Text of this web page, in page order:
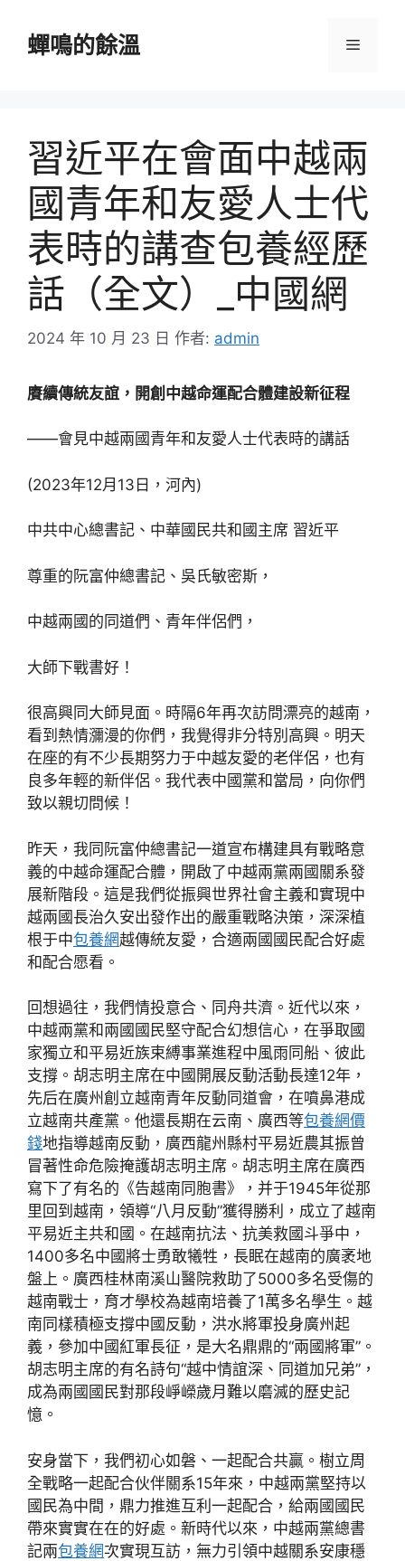
蟬鳴的餘溫 選
習近平在會面中越兩
國青年和友愛人士代
表時的講查包養經歷
話（全文）_中國網
2024 年 10 月 23 日 作者: admin
賡續傳統友誼，開創中越命運配合體建設新征程
——會見中越兩國青年和友愛人士代表時的講話
(2023年12月13日，河內)
中共中心總書記、中華國民共和國主席 習近平
尊重的阮富仲總書記、吳氏敏密斯，
中越兩國的同道們、青年伴侶們，
大師下戰書好！
很高興同大師見面。時隔6年再次訪問漂亮的越南，
看到熱情瀰漫的你們，我覺得非分特別高興。明天
在座的有不少長期努力于中越友愛的老伴侶，也有
良多年輕的新伴侶。我代表中國黨和當局，向你們
致以親切問候！
昨天，我同阮富仲總書記一道宣布構建具有戰略意
義的中越命運配合體，開啟了中越兩黨兩國關系發
展新階段。這是我們從振興世界社會主義和實現中
越兩國長治久安出發作出的嚴重戰略決策，深深植
根于中包養網越傳統友愛，合適兩國國民配合好處
和配合愿看。
回想過往，我們情投意合、同舟共濟。近代以來，
中越兩黨和兩國國民堅守配合幻想信心，在爭取國
家獨立和平易近族束縛事業進程中風雨同船、彼此
支撐。胡志明主席在中國開展反動活動長達12年，
先后在廣州創立越南青年反動同道會，在噴鼻港成
立越南共產黨。他還長期在云南、廣西等包養網價
錢地指導越南反動，廣西龍州縣村平易近農其振曾
冒著性命危險掩護胡志明主席。胡志明主席在廣西
寫下了有名的《告越南同胞書》，并于1945年從那
里回到越南，領導“八月反動”獲得勝利，成立了越南
平易近主共和國。在越南抗法、抗美救國斗爭中，
1400多名中國將士勇敢犧牲，長眠在越南的廣袤地
盤上。廣西桂林南溪山醫院救助了5000多名受傷的
越南戰士，育才學校為越南培養了1萬多名學生。越
南同樣積極支撐中國反動，洪水將軍投身廣州起
義，參加中國紅軍長征，是大名鼎鼎的“兩國將軍”。
胡志明主席的有名詩句“越中情誼深、同道加兄弟”，
成為兩國國民對那段崢嶸歲月難以磨滅的歷史記
憶。
安身當下，我們初心如磐、一起配合共贏。樹立周
全戰略一起配合伙伴關系15年來，中越兩黨堅持以
國民為中間，鼎力推進互利一起配合，給兩國國民
帶來實實在在的好處。新時代以來，中越兩黨總書
記兩包養網次實現互訪，無力引領中越關系安康穩